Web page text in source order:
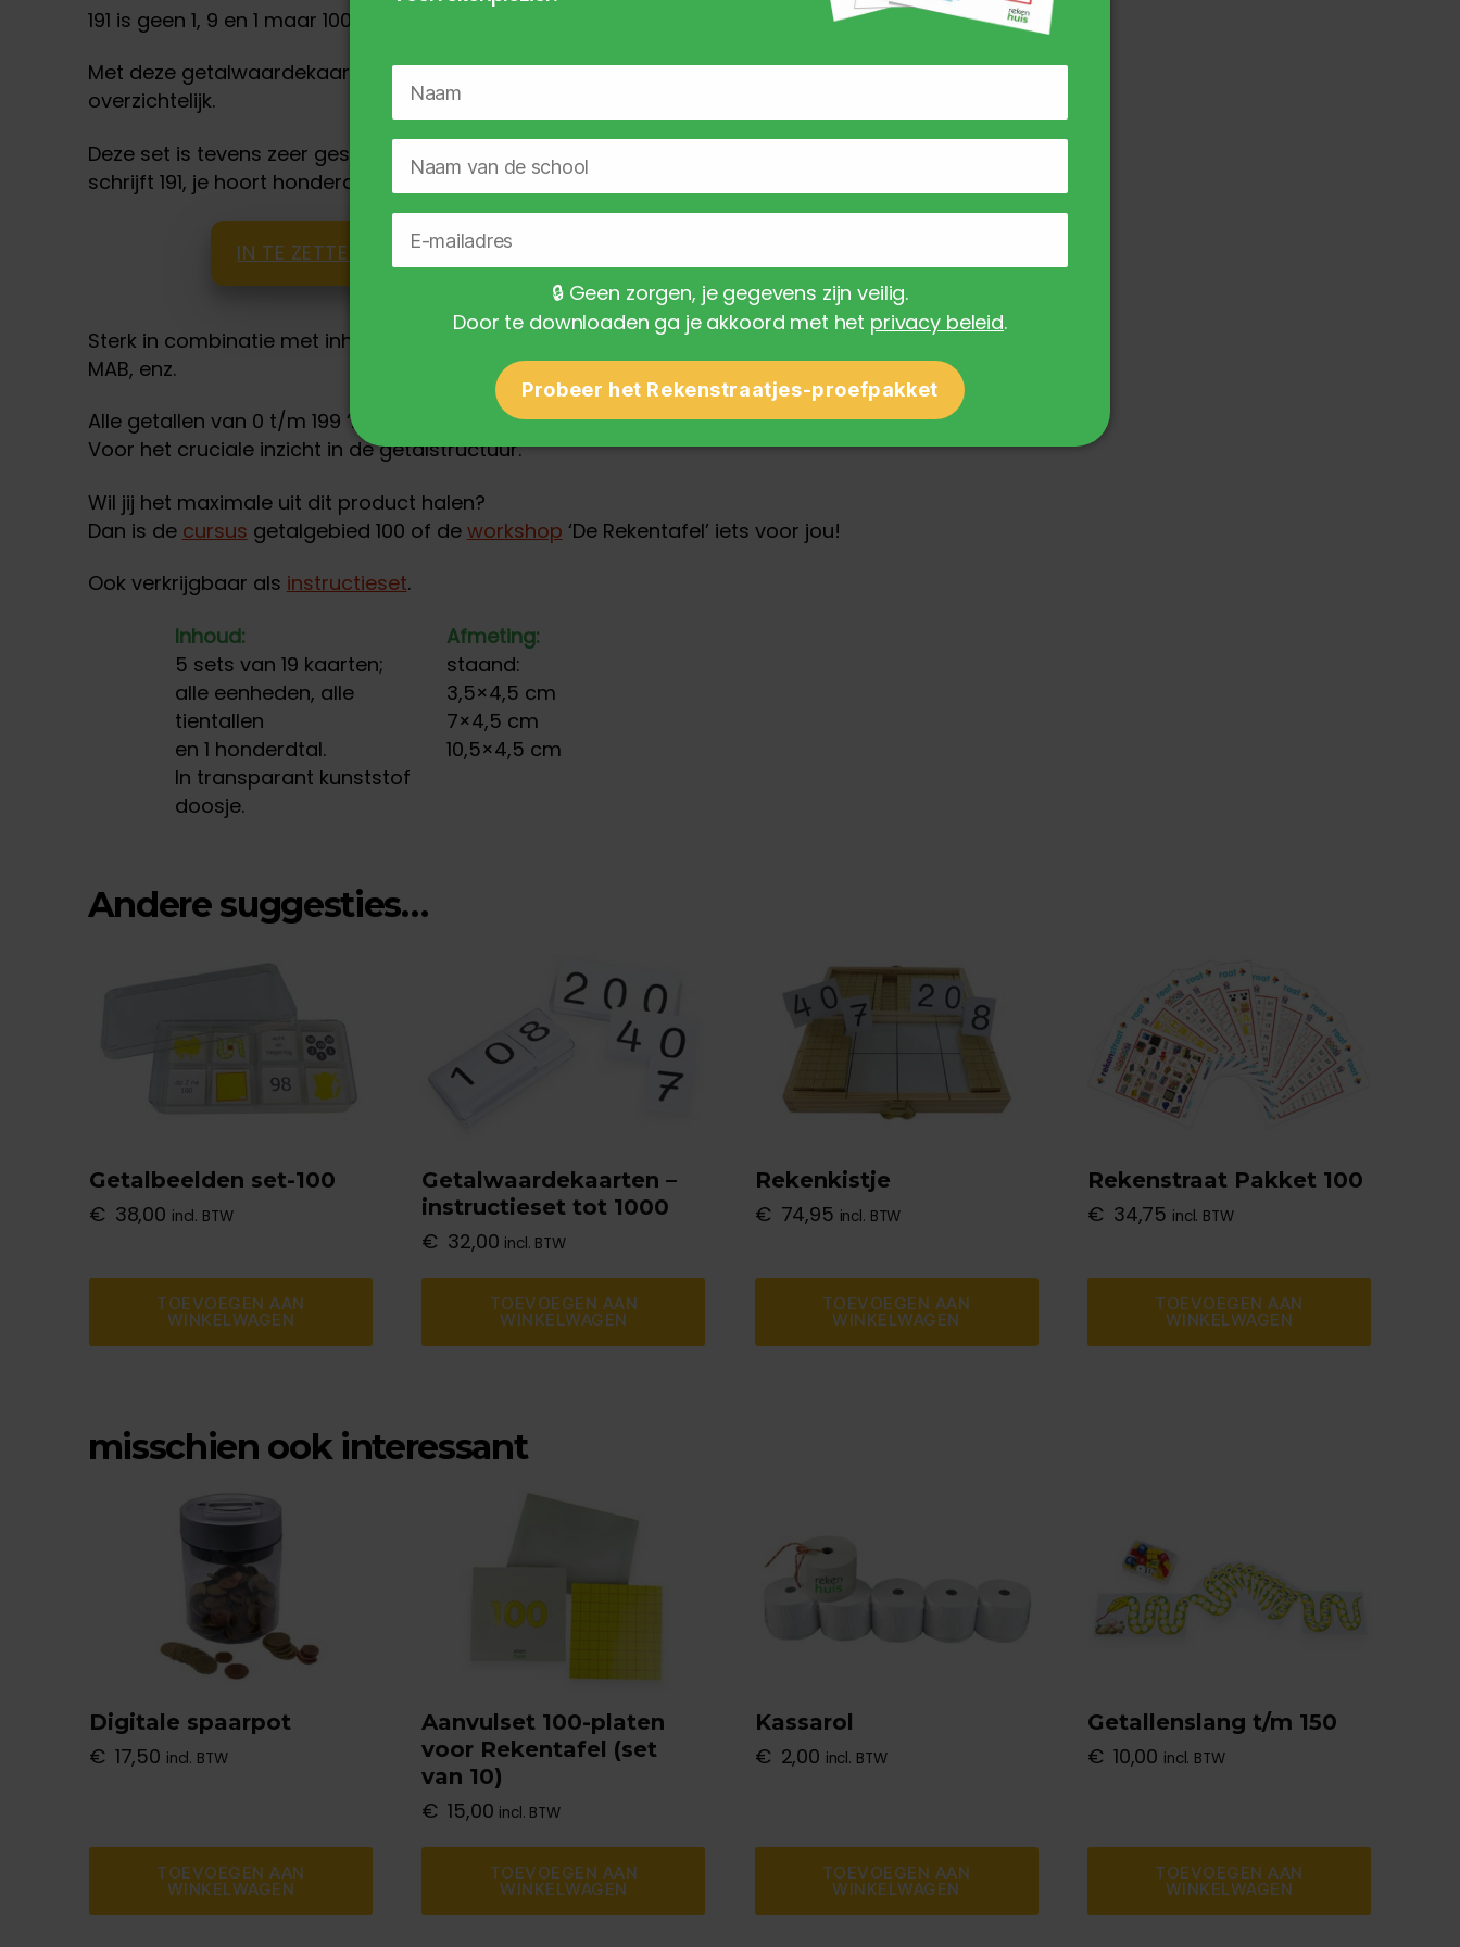
191 is geen 1, 9 en 1 maar 100, 90 en 1.
Met deze getalwaardekaarten worden de honderdtallen, tientallen en eenheden visueel en
overzichtelijk.
Deze set is tevens zeer geschikt om de uitspraak van getallen visueel te ondersteunen. (Je
schrijft 191, je hoort honderd één en negentig)
IN TE ZETTEN BIJ
Sterk in combinatie met inhoudelijk materiaal zoals: Rekentafel,
, kralensnoer,
MAB, enz.
Alle getallen van 0 t/m 199 ‘in hun waarde’.
Voor het cruciale inzicht in de getalstructuur.
Wil jij het maximale uit dit product halen?
Dan is de cursus getalgebied 100 of de workshop ‘De Rekentafel’ iets voor jou!
Ook verkrijgbaar als instructieset.
Inhoud:
5 sets van 19 kaarten;
alle eenheden, alle
tientallen
en 1 honderdtal.
In transparant kunststof
doosje.
Afmeting:
staand:
3,5×4,5 cm
7×4,5 cm
10,5×4,5 cm
Andere suggesties…
Getalbeelden set-100
€ 38,00 incl. BTW
TOEVOEGEN AAN
WINKELWAGEN
Getalwaardekaarten –
instructieset tot 1000
€ 32,00 incl. BTW
TOEVOEGEN AAN
WINKELWAGEN
Rekenkistje
€ 74,95 incl. BTW
TOEVOEGEN AAN
WINKELWAGEN
Rekenstraat Pakket 100
€ 34,75 incl. BTW
TOEVOEGEN AAN
WINKELWAGEN
misschien ook interessant
Digitale spaarpot
€ 17,50 incl. BTW
TOEVOEGEN AAN
WINKELWAGEN
Aanvulset 100-platen
voor Rekentafel (set
van 10)
€ 15,00 incl. BTW
TOEVOEGEN AAN
WINKELWAGEN
Kassarol
€ 2,00 incl. BTW
TOEVOEGEN AAN
WINKELWAGEN
Getallenslang t/m 150
€ 10,00 incl. BTW
TOEVOEGEN AAN
WINKELWAGEN
🔒 Geen zorgen, je gegevens zijn veilig.
Door te downloaden ga je akkoord met het privacy beleid.
Probeer het Rekenstraatjes-proefpakket